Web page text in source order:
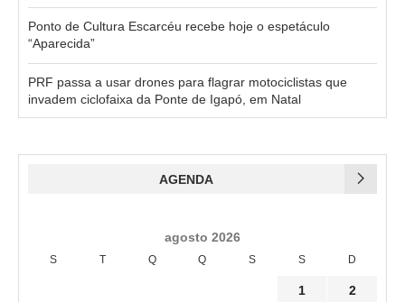
Ponto de Cultura Escarcéu recebe hoje o espetáculo
“Aparecida”
PRF passa a usar drones para flagrar motociclistas que
invadem ciclofaixa da Ponte de Igapó, em Natal
AGENDA
agosto 2026
S T Q Q S S D
1 2